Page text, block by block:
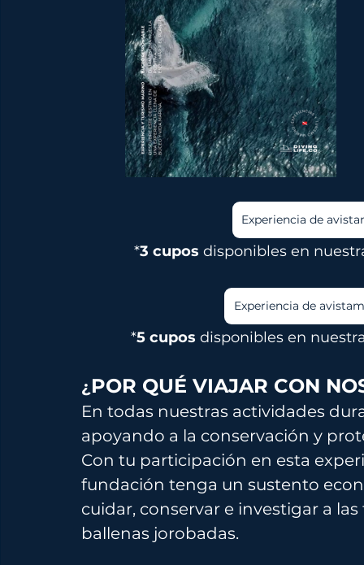
Experiencia de
*3 cupos disponibles en
Experiencia de
*5 cupos disponibles en
¿POR QUÉ VIAJAR CON
En todas nuestras actividades
apoyando a la conservación y
Con tu participación en esta
fundación tenga un sustento
cuidar, conservar e investigar a
ballenas jorobadas.